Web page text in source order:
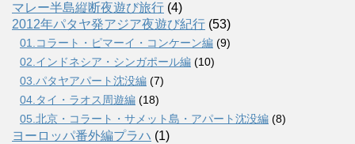
マレー半島縦断夜遊び旅行 (4)
2012年パタヤ発アジア夜遊び紀行 (53)
01.コラート・ピマーイ・コンケーン編 (9)
02.インドネシア・シンガポール編 (10)
03.パタヤアパート沈没編 (7)
04.タイ・ラオス周遊編 (18)
05.北京・コラート・サメット島・アパート沈没編 (8)
ヨーロッパ番外編プラハ (1)